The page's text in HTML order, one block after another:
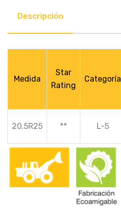
Descripción
Medida
Star
Rating
Categoría
20.5R25 ** L-5